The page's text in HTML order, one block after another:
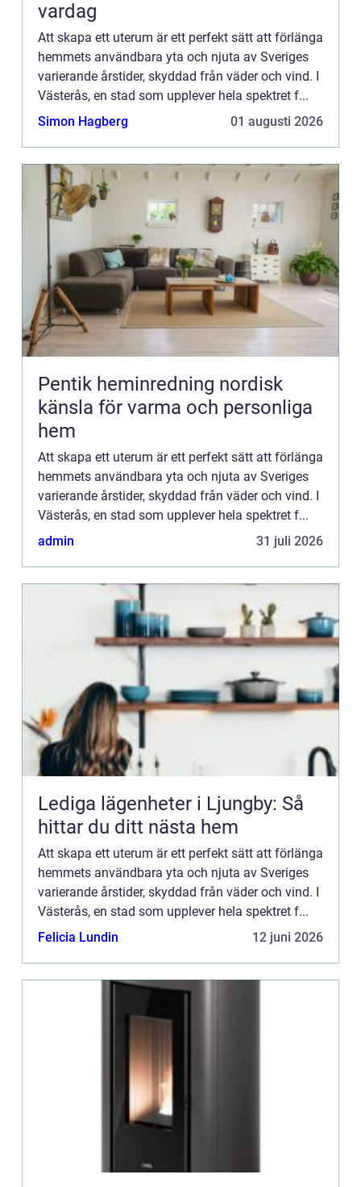
vardag
Att skapa ett uterum är ett perfekt sätt att förlänga
hemmets användbara yta och njuta av Sveriges
varierande årstider, skyddad från väder och vind. I
Västerås, en stad som upplever hela spektret f...
Simon Hagberg
01 augusti 2026
Pentik heminredning nordisk
känsla för varma och personliga
hem
Att skapa ett uterum är ett perfekt sätt att förlänga
hemmets användbara yta och njuta av Sveriges
varierande årstider, skyddad från väder och vind. I
Västerås, en stad som upplever hela spektret f...
admin
31 juli 2026
Lediga lägenheter i Ljungby: Så
hittar du ditt nästa hem
Att skapa ett uterum är ett perfekt sätt att förlänga
hemmets användbara yta och njuta av Sveriges
varierande årstider, skyddad från väder och vind. I
Västerås, en stad som upplever hela spektret f...
Felicia Lundin
12 juni 2026